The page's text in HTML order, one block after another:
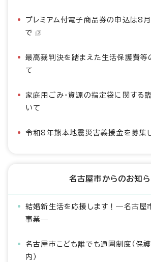
プレミアム付電子商品券の申込は8月
で
最高裁判決を踏まえた生活保護費等
て
家庭用ごみ・資源の指定袋に関する
いて
令和8年熊本地震災害義援金を募集
名古屋市からのお知
結婚新生活を応援します！―名古屋
事業―
名古屋市こども誰でも通園制度（保
内）